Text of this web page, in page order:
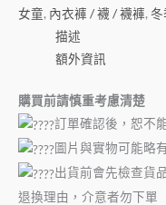
女童, 內衣褲 / 襪 / 襪褲, 冬
描述
額外資訊
購買前請慎重考慮清楚
訂單確認後，恕不
圖片與實物可能略
出貨前會先檢查貨
退換理由，介意者勿下單